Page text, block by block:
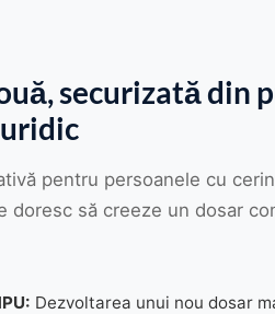
securizată din
pentru persoanele cu
doresc să creeze un dosar
Dezvoltarea unui nou dosar